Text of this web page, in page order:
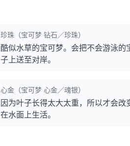
珍珠（宝可梦 钻石／珍珠）
酷似水草的宝可梦。会把不会游泳的
子上送至对岸。
心金（宝可梦 心金／魂银）
因为叶子长得太大太重，所以才会改
在水面上生活。